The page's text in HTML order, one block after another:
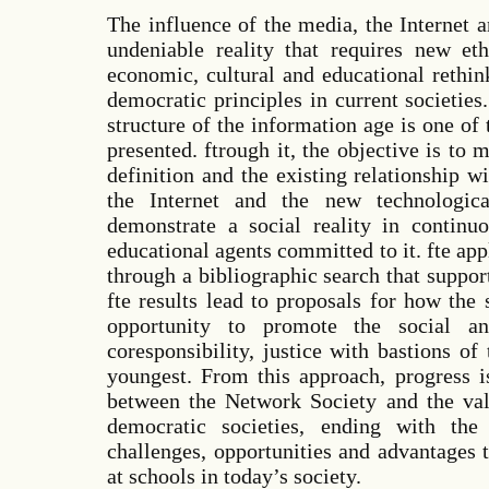
The influence of the media, the Internet
undeniable reality that requires new
economic, cultural and educational
democratic principles in current
structure of the information age is one
presented. ftrough it, the objective is to
definition and the existing relationship
the Internet and the new
demonstrate a social reality in
educational agents committed to it. fte
through a bibliographic search that
fte results lead to proposals for how the
opportunity to promote the social
coresponsibility, justice with bastions of
youngest. From this approach, progress
between the Network Society and the
democratic societies, ending with
challenges, opportunities and
at schools in today’s society.